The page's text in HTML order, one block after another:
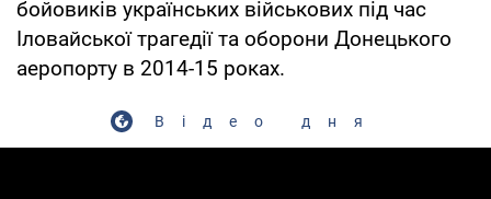
бойовиків українських військових під час
Іловайської трагедії та оборони Донецького
аеропорту в 2014-15 роках.
Відео дня